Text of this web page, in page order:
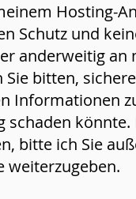
Hosting-
Schutz und
anderweitig an
bitten,
Informationen
schaden
bitte ich Sie
weiterzugeben.